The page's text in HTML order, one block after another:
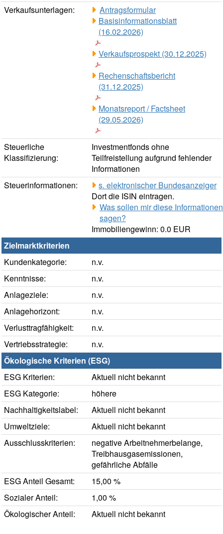
Verkaufsunterlagen:
Antragsformular
Basisinformationsblatt
(16.02.2026)
Verkaufsprospekt (30.12.2025)
Rechenschaftsbericht
(31.12.2025)
Monatsreport / Factsheet
(29.05.2026)
Steuerliche
Klassifizierung:
Investmentfonds ohne
Teilfreistellung aufgrund fehlender
Informationen
Steuerinformationen:
s. elektronischer Bundesanzeiger
Dort die ISIN eintragen.
Was sollen mir diese Informationen
sagen?
Immobiliengewinn: 0.0 EUR
Zielmarktkriterien
Kundenkategorie:
n.v.
Kenntnisse:
n.v.
Anlageziele:
n.v.
Anlagehorizont:
n.v.
Verlusttragfähigkeit:
n.v.
Vertriebsstrategie:
n.v.
Ökologische Kriterien (ESG)
ESG Kriterien:
Aktuell nicht bekannt
ESG Kategorie:
höhere
Nachhaltigkeitslabel:
Aktuell nicht bekannt
Umweltziele:
Aktuell nicht bekannt
Ausschlusskriterien:
negative Arbeitnehmerbelange,
Treibhausgasemissionen,
gefährliche Abfälle
ESG Anteil Gesamt:
15,00 %
Sozialer Anteil:
1,00 %
Ökologischer Anteil:
Aktuell nicht bekannt